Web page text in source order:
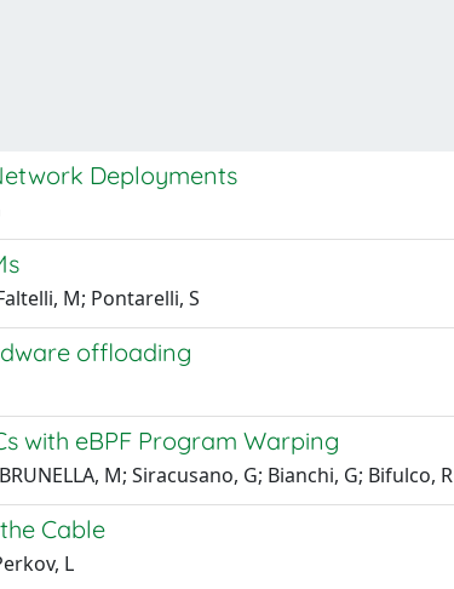
Deployments
M; Pontarelli, S
offloading
with eBPF Program Warping
M; Siracusano, G; Bianchi, G; Bifulco, R
Cable
L